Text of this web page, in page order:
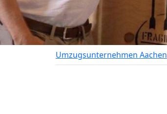
Umzugsunternehmen Aachen